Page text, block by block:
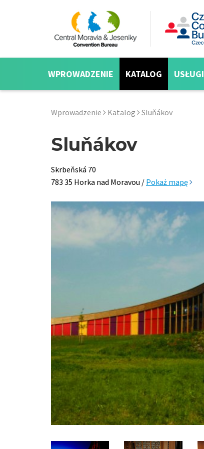
WPROWADZENIE KATALOG USŁUGI
Wprowadzenie Katalog Sluňákov
Sluňákov
Skrbeňská 70
783 35 Horka nad Moravou / Pokaż mapę